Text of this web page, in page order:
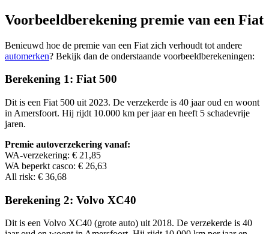
Voorbeeldberekening premie van een Fiat
Benieuwd hoe de premie van een Fiat zich verhoudt tot andere
automerken? Bekijk dan de onderstaande voorbeeldberekeningen:
Berekening 1: Fiat 500
Dit is een Fiat 500 uit 2023. De verzekerde is 40 jaar oud en woont
in Amersfoort. Hij rijdt 10.000 km per jaar en heeft 5 schadevrije
jaren.
Premie autoverzekering vanaf:
WA-verzekering: € 21,85
WA beperkt casco: € 26,63
All risk: € 36,68
Berekening 2: Volvo XC40
Dit is een Volvo XC40 (grote auto) uit 2018. De verzekerde is 40